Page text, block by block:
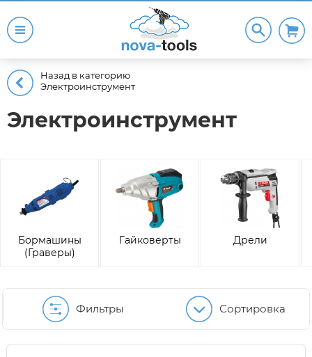
Назад в категорию
Электроинструмент
Электроинструмент
Бормашины
(Граверы)
Гайковерты
Дрели
Фильтры Сортировка